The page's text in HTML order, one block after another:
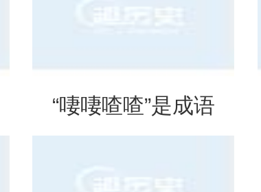
“啛啛喳喳”是成语